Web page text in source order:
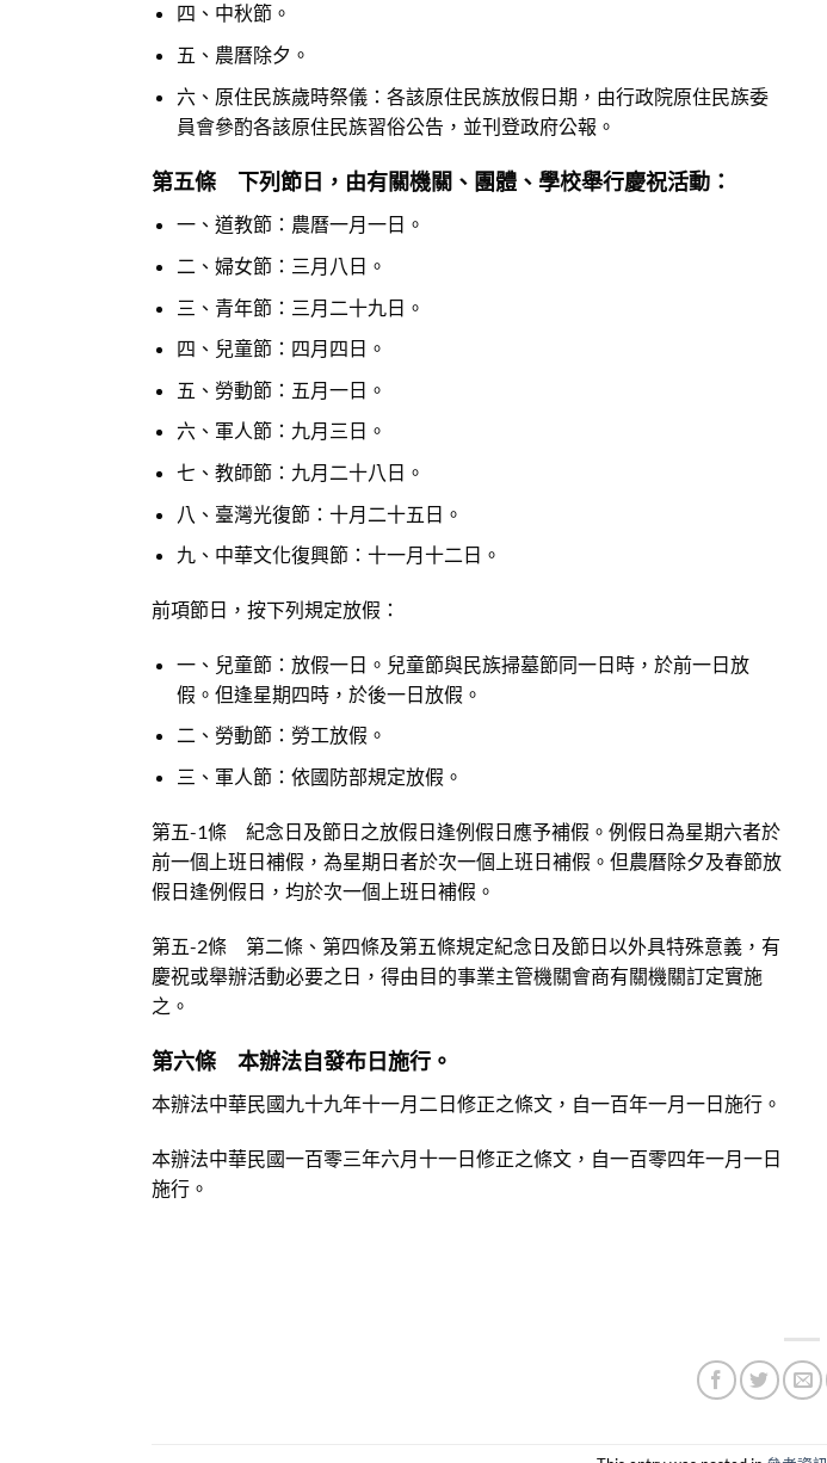
四、中秋節。
五、農曆除夕。
六、原住民族歲時祭儀：各該原住民族放假日期，由行政院原住民族委
員會參酌各該原住民族習俗公告，並刊登政府公報。
第五條 下列節日，由有關機關、團體、學校舉行慶祝活動：
一、道教節：農曆一月一日。
二、婦女節：三月八日。
三、青年節：三月二十九日。
四、兒童節：四月四日。
五、勞動節：五月一日。
六、軍人節：九月三日。
七、教師節：九月二十八日。
八、臺灣光復節：十月二十五日。
九、中華文化復興節：十一月十二日。
前項節日，按下列規定放假：
一、兒童節：放假一日。兒童節與民族掃墓節同一日時，於前一日放
假。但逢星期四時，於後一日放假。
二、勞動節：勞工放假。
三、軍人節：依國防部規定放假。
第五-1條 紀念日及節日之放假日逢例假日應予補假。例假日為星期六者於
前一個上班日補假，為星期日者於次一個上班日補假。但農曆除夕及春節放
假日逢例假日，均於次一個上班日補假。
第五-2條 第二條、第四條及第五條規定紀念日及節日以外具特殊意義，有
慶祝或舉辦活動必要之日，得由目的事業主管機關會商有關機關訂定實施
之。
第六條 本辦法自發布日施行。
本辦法中華民國九十九年十一月二日修正之條文，自一百年一月一日施行。
本辦法中華民國一百零三年六月十一日修正之條文，自一百零四年一月一日
施行。